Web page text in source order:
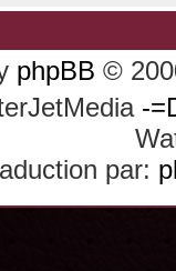
phpBB ©
-
par: